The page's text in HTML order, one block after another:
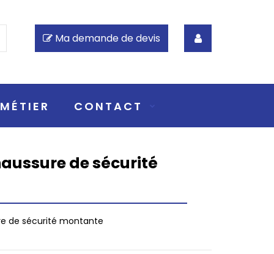
Ma demande de devis
CONTACT
de sécurité
de sécurité montante